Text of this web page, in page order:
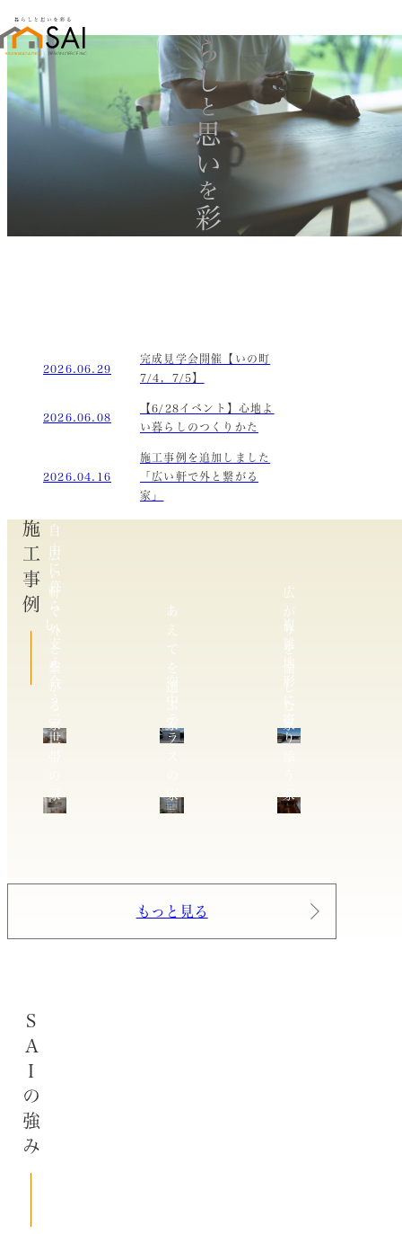
暮らし
と
思い
を
彩る
2026.06.29
完成見学会開催【いの町
7/4，7/5】
2026.06.08
【6/28イベント】心地よ
い暮らしのつくりかた
2026.04.16
施工事例を追加しました
「広い軒で外と繋がる
家」
施工事例
広
い
軒
で
外
と
繋
が
る
あ
え
て
を
選
広
が
り
を
愉
し
自
由
に
暮
ら
し、
支
え
合
う
世
家
空
ラ
家
複
雑
地
形
り
家
もっと見る
SAIの強み